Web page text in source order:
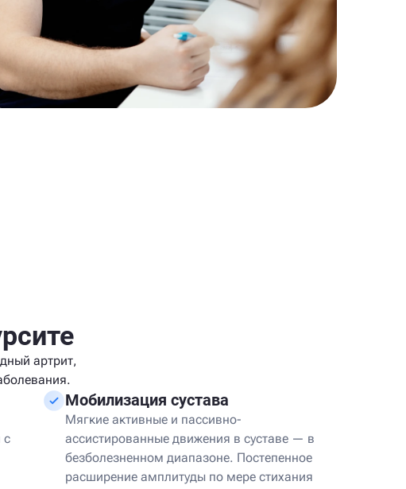
артрит,
с
Мобилизация сустава
Мягкие активные и пассивно-
ассистированные движения в суставе — в
безболезненном диапазоне. Постепенное
расширение амплитуды по мере стихания